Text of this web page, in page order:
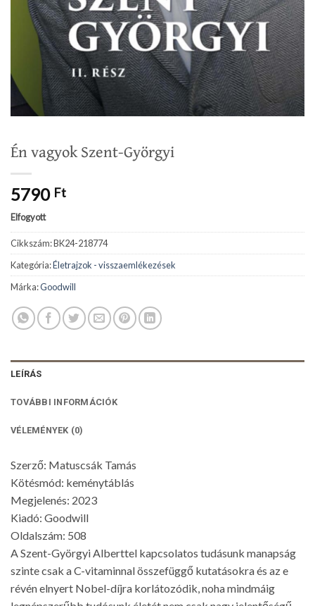
Én vagyok Szent-Györgyi
5790 Ft
Elfogyott
Cikkszám:BK24-218774
Kategória:Életrajzok - visszaemlékezések
Márka:Goodwill
LEÍRÁS
TOVÁBBI INFORMÁCIÓK
VÉLEMÉNYEK (0)
Szerző: Matuscsák Tamás
Kötésmód: keménytáblás
Megjelenés: 2023
Kiadó: Goodwill
Oldalszám: 508
A Szent-Györgyi Alberttel kapcsolatos tudásunk manapság
szinte csak a C-vitaminnal összefüggő kutatásokra és az e
révén elnyert Nobel-díjra korlátozódik, noha mindmáig